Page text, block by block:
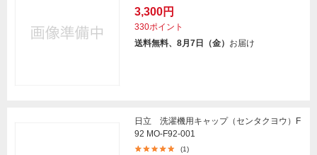
3,300円
330ポイント
送料無料、8月7日（金） お届け
日立 洗濯機用キャップ（センタクヨウ）F
92 MO-F92-001
(1)